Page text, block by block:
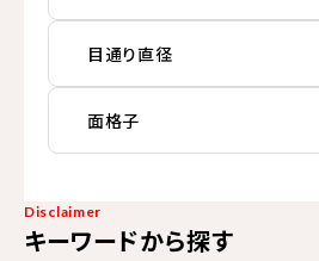
Disclaimer
キーワードから探す
目通り直径
面格子